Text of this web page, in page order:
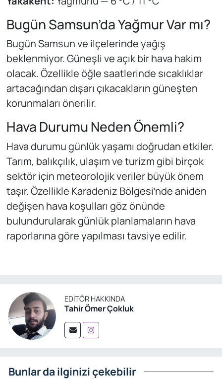
Bugün Samsun’da Yağmur Var mı?
Bugün Samsun ve ilçelerinde yağış
beklenmiyor. Güneşli ve açık bir hava hakim
olacak. Özellikle öğle saatlerinde sıcaklıklar
artacağından dışarı çıkacakların güneşten
korunmaları önerilir.
Hava Durumu Neden Önemli?
Hava durumu günlük yaşamı doğrudan etkiler.
Tarım, balıkçılık, ulaşım ve turizm gibi birçok
sektör için meteorolojik veriler büyük önem
taşır. Özellikle Karadeniz Bölgesi’nde aniden
değişen hava koşulları göz önünde
bulundurularak günlük planlamaların hava
raporlarına göre yapılması tavsiye edilir.
EDITÖR HAKKINDA
Tahir Ömer Çokluk
Bunlar da ilginizi çekebilir